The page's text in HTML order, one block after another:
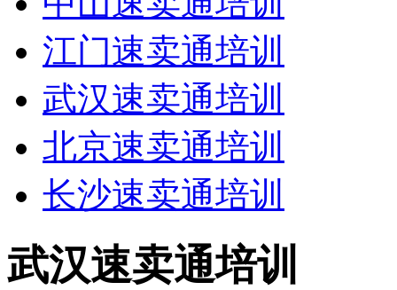
江门速卖通培训
武汉速卖通培训
北京速卖通培训
长沙速卖通培训
武汉速卖通培训